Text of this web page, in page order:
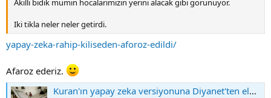
Akilli bidik mumin hocalarimizin yerini alacak gibi gorunuyor.
Iki tikla neler neler getirdi.
yapay-zeka-rahip-kiliseden-aforoz-edildi/
Afaroz ederiz.
Kuran'ın yapay zeka versiyonuna Diyanet'ten eleştiri